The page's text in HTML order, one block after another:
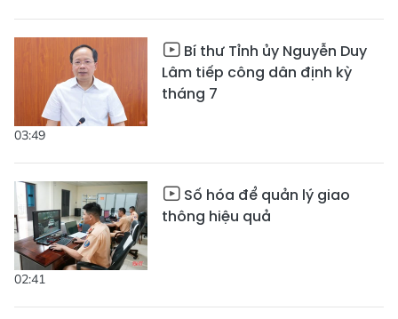
03:49
Bí thư Tỉnh ủy Nguyễn Duy
Lâm tiếp công dân định kỳ
tháng 7
02:41
Số hóa để quản lý giao
thông hiệu quả